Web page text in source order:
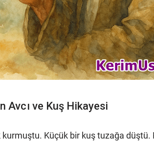
Avcı ve Kuş Hikayesi
kurmuştu. Küçük bir kuş tuzağa düştü.